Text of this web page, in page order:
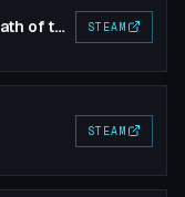
Pathfinder: Wrath of the Righteous STEAM
STEAM